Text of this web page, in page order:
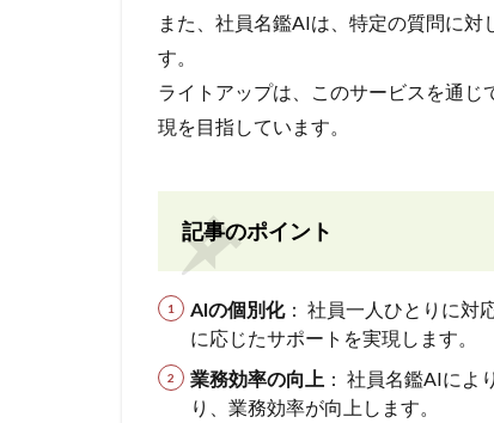
また、社員名鑑AIは、特定の質問に
す。
ライトアップは、このサービスを通
現を目指しています。
記事のポイント
AIの個別化： 社員一人ひとりに対
に応じたサポートを実現します。
業務効率の向上 ： 社員名鑑AIに
り、業務効率が向上します。